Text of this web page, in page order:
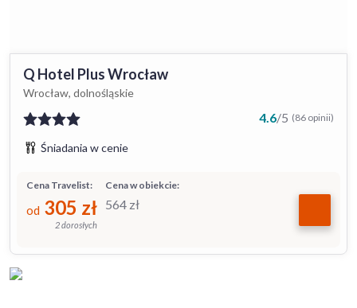
Q Hotel Plus Wrocław
Wrocław, dolnośląskie
4.6/5 (86 opinii)
Śniadania w cenie
Cena w obiekcie:
564 zł
Cena Travelist:
od 305 zł
2 dorosłych